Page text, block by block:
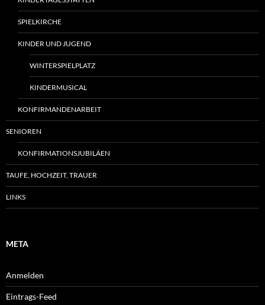
SPIELKIRCHE
KINDER UND JUGEND
WINTERSPIELPLATZ
KINDERMUSICAL
KONFIRMANDENARBEIT
SENIOREN
KONFIRMATIONSJUBILÄEN
TAUFE, HOCHZEIT, TRAUER
LINKS
META
Anmelden
Eintrags-Feed